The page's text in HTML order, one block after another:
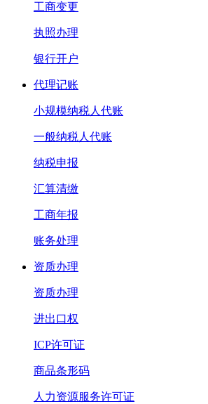
工商变更
执照办理
银行开户
代理记账
小规模纳税人代账
一般纳税人代账
纳税申报
汇算清缴
工商年报
账务处理
资质办理
资质办理
进出口权
ICP许可证
商品条形码
人力资源服务许可证